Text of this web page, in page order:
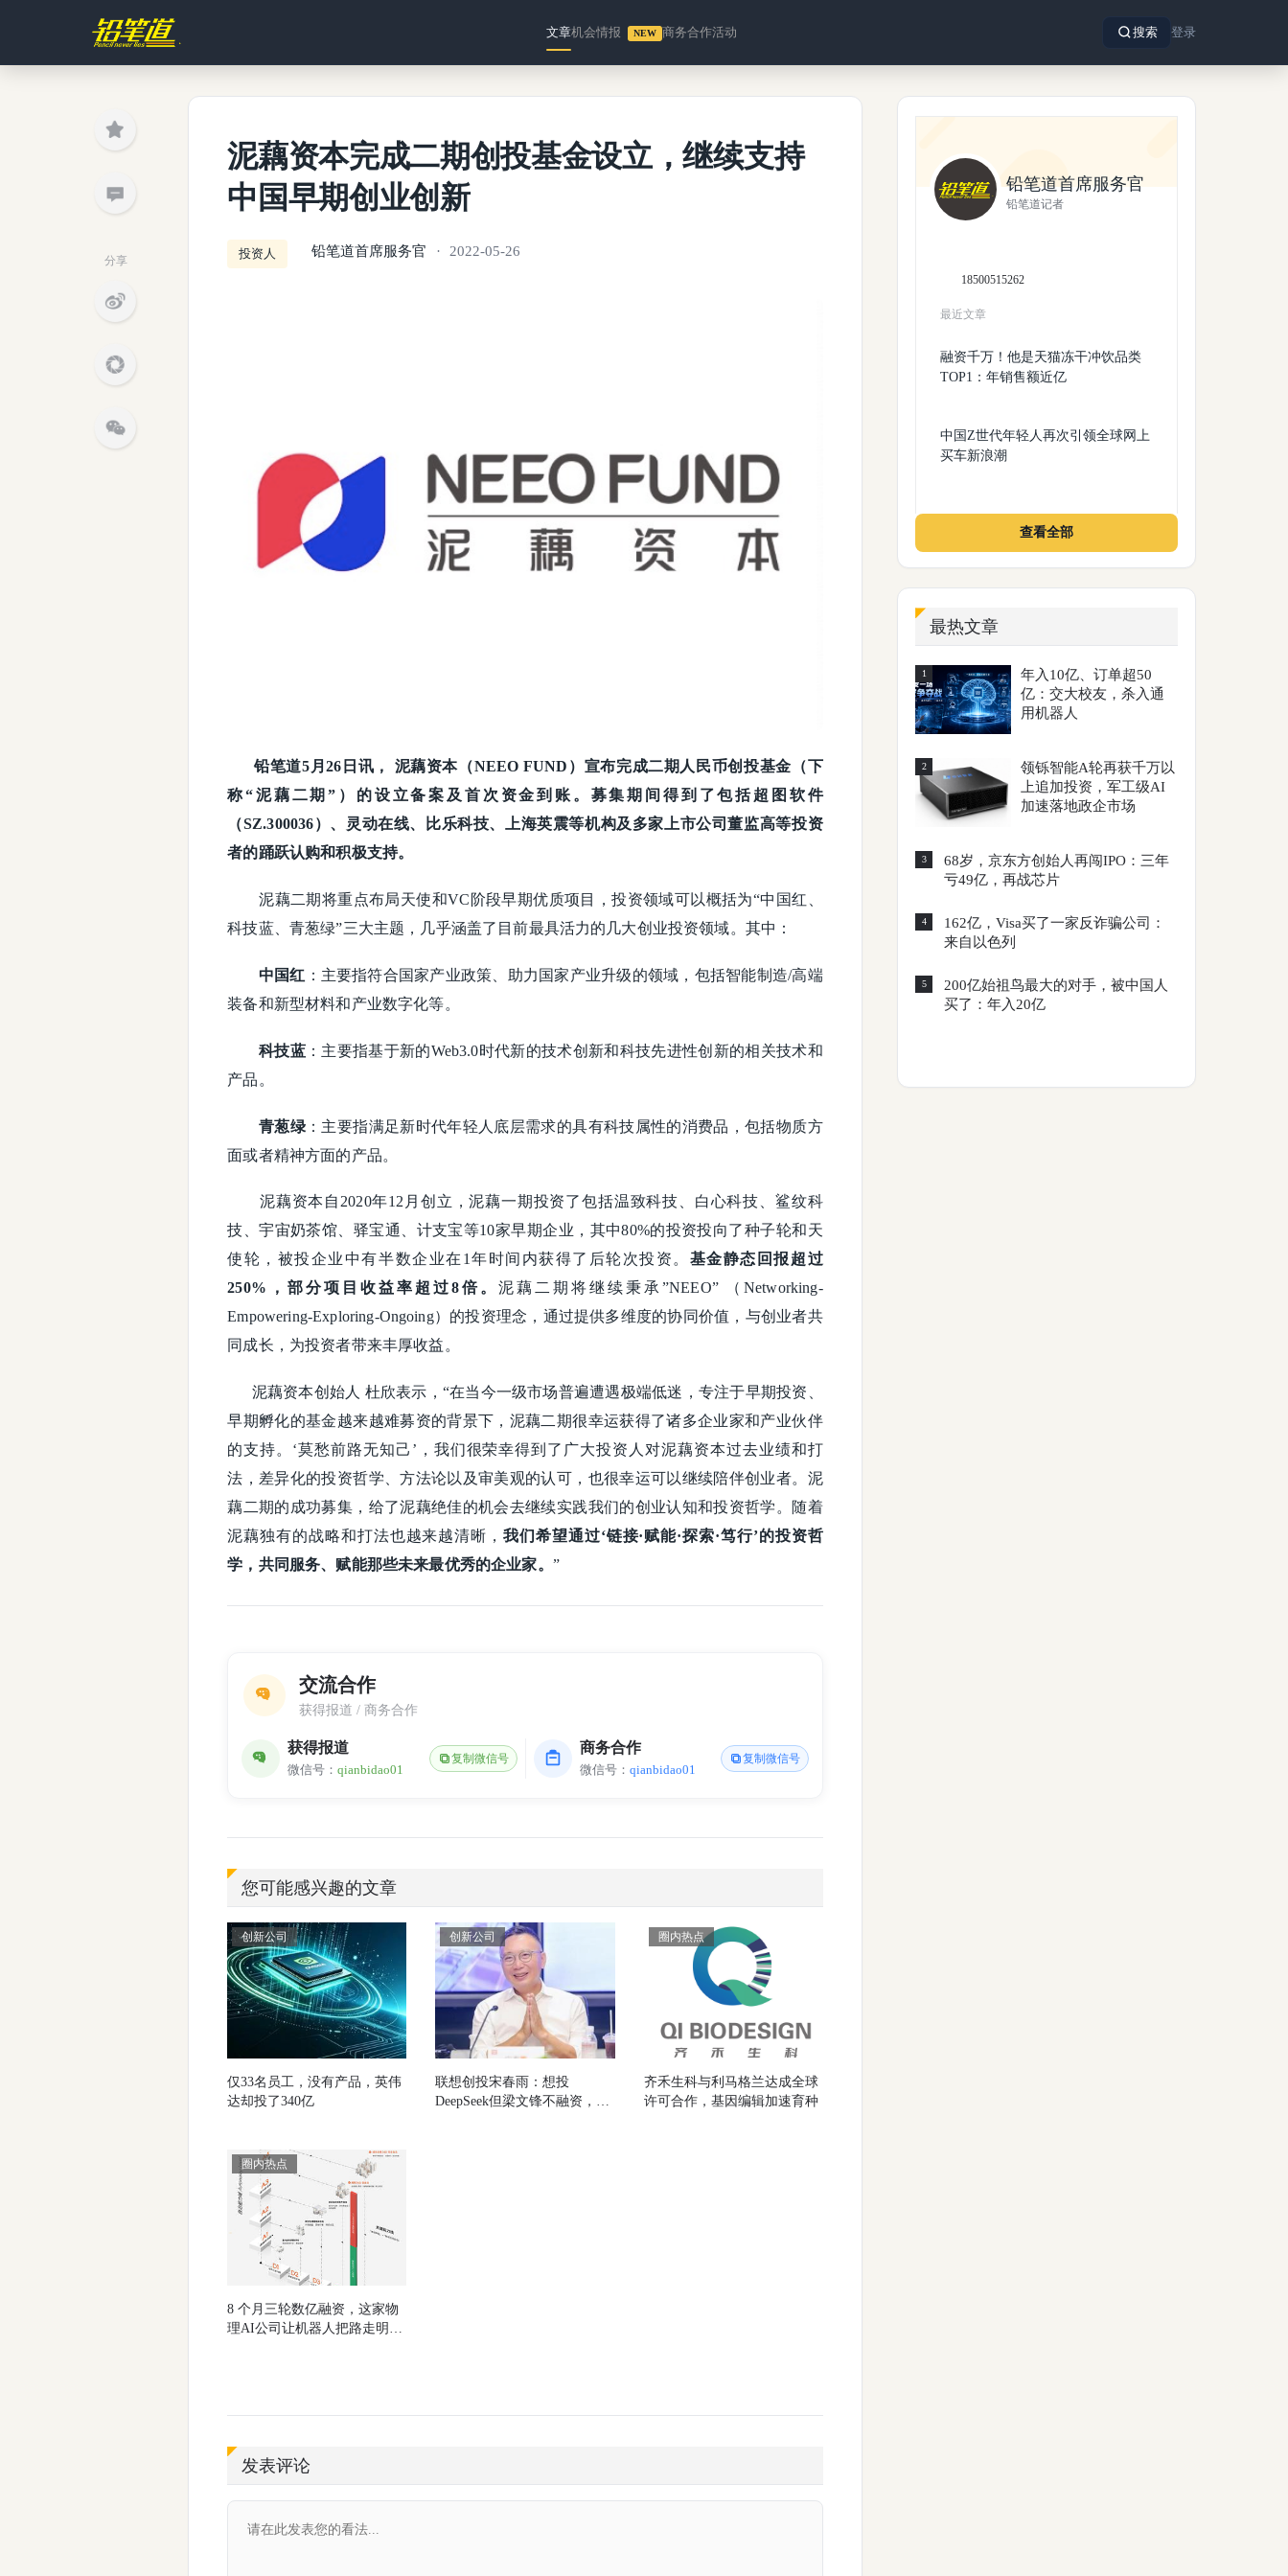
文章机会情报 NEW 商务合作活动 搜索 登录
分享
泥藕资本完成二期创投基金设立，继续支持
中国早期创业创新
投资人 铅笔道首席服务官 2022-05-26
铅笔道5月26日讯， 泥藕资本（NEEO FUND）宣布完成二期人民币创投基金（下
称“泥藕二期”）的设立备案及首次资金到账。募集期间得到了包括超图软件
（SZ.300036）、灵动在线、比乐科技、上海英震等机构及多家上市公司董监高等投资
者的踊跃认购和积极支持。
泥藕二期将重点布局天使和VC阶段早期优质项目，投资领域可以概括为“中国红、
科技蓝、青葱绿”三大主题，几乎涵盖了目前最具活力的几大创业投资领域。其中：
中国红 ：主要指符合国家产业政策、助力国家产业升级的领域，包括智能制造/高端
装备和新型材料和产业数字化等。
科技蓝：主要指基于新的Web3.0时代新的技术创新和科技先进性创新的相关技术和
产品。
青葱绿 ：主要指满足新时代年轻人底层需求的具有科技属性的消费品，包括物质方
面或者精神方面的产品。
泥藕资本自2020年12月创立，泥藕一期投资了包括温致科技、白心科技、鲨纹科
技、宇宙奶茶馆、驿宝通、计支宝等10家早期企业，其中80%的投资投向了种子轮和天
使轮，被投企业中有半数企业在1年时间内获得了后轮次投资。 基金静态回报超过
250%，部分项目收益率超过8倍。 泥藕二期将继续秉承”NEEO” （Networking-
Empowering-Exploring-Ongoing）的投资理念，通过提供多维度的协同价值，与创业者共
同成长，为投资者带来丰厚收益。
泥藕资本创始人 杜欣表示，“在当今一级市场普遍遭遇极端低迷，专注于早期投资、
早期孵化的基金越来越难募资的背景下，泥藕二期很幸运获得了诸多企业家和产业伙伴
的支持。‘莫愁前路无知己’，我们很荣幸得到了广大投资人对泥藕资本过去业绩和打
法，差异化的投资哲学、方法论以及审美观的认可，也很幸运可以继续陪伴创业者。泥
藕二期的成功募集，给了泥藕绝佳的机会去继续实践我们的创业认知和投资哲学。随着
泥藕独有的战略和打法也越来越清晰，我们希望通过‘链接·赋能·探索·笃行’的投资哲
学，共同服务、赋能那些未来最优秀的企业家。 ”
交流合作
获得报道 / 商务合作
获得报道
微信号：qianbidao01
复制微信号
商务合作
微信号： qianbidao01
复制微信号
您可能感兴趣的文章
创新公司
仅33名员工，没有产品，英伟
达却投了340亿
创新公司
联想创投宋春雨：想投
DeepSeek但梁文锋不融资，押
圈内热点
齐禾生科与利马格兰达成全球
许可合作，基因编辑加速育种
圈内热点
8 个月三轮数亿融资，这家物
理AI公司让机器人把路走明白
发表评论
铅笔道首席服务官
铅笔道记者
18500515262
最近文章
融资千万！他是天猫冻干冲饮品类
TOP1：年销售额近亿
中国Z世代年轻人再次引领全球网上
买车新浪潮
查看全部
最热文章
1
年入10亿、订单超50
亿：交大校友，杀入通
用机器人
2
领铄智能A轮再获千万以
上追加投资，军工级AI
加速落地政企市场
3
68岁，京东方创始人再闯IPO：三年
亏49亿，再战芯片
4
162亿，Visa买了一家反诈骗公司：
来自以色列
5
200亿始祖鸟最大的对手，被中国人
买了：年入20亿